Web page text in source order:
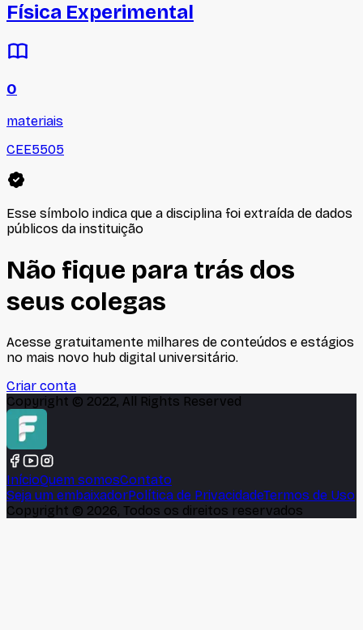
Física Experimental
0
materiais
CEE5505
Esse símbolo indica que a disciplina foi extraída de dados
públicos da instituição
Não fique para trás dos
seus colegas
Acesse gratuitamente milhares de conteúdos e estágios
no mais novo hub digital universitário.
Criar conta
Copyright © 2022, All Rights Reserved
InícioQuem somosContato
Seja um embaixadorPolítica de PrivacidadeTermos de Uso
Copyright © 2026, Todos os direitos reservados